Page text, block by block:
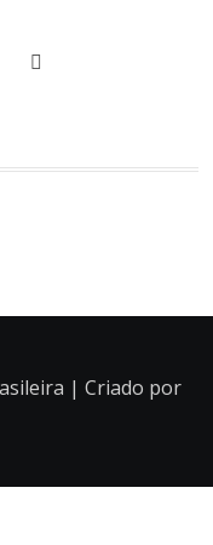
| Criado por